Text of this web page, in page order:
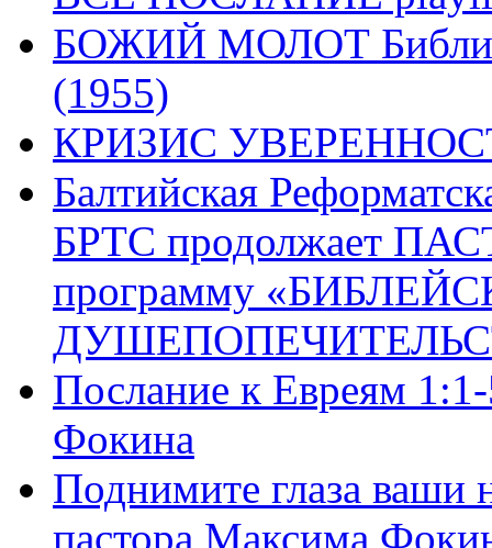
БОЖИЙ МОЛОТ Библия
(1955)
КРИЗИС
Балтийская
БРТС продолжает
программу
Послание к Евреям
Фокина
Поднимите глаза ваши
пастора Максима